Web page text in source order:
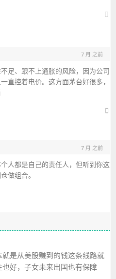
7 月 之前
足、跟不上通胀的风险，因为公司
直控着电价。这方面茅台好很多，
7 月 之前
人都是自己的责任人，但听到你这
做组合。
是从美股赚到的钱这条线路就
好，子女未来出国也有保障